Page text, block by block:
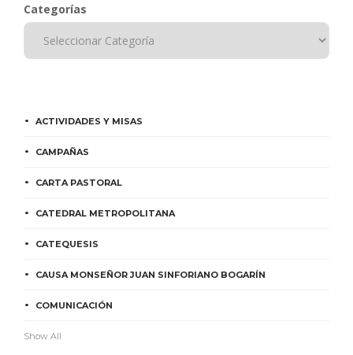
Categorías
ACTIVIDADES Y MISAS
CAMPAÑAS
CARTA PASTORAL
CATEDRAL METROPOLITANA
CATEQUESIS
CAUSA MONSEÑOR JUAN SINFORIANO BOGARÍN
COMUNICACIÓN
Show All